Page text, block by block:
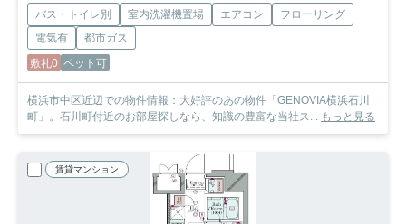
バス・トイレ別 室内洗濯機置場 エアコン
フローリング
電気有
都市ガス
敷礼0 ペット可
横浜市中区近辺での物件情報：大好評のあの物件「GENOVIA横浜石川
町」。石川町付近のお部屋探しなら、知識の豊富な当社ス... もっと見る
賃貸マンション